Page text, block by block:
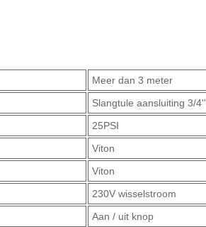
Meer dan 3 meter
Slangtule aansluiting 3/4''
25PSI
Viton
Viton
230V wisselstroom
Aan / uit knop